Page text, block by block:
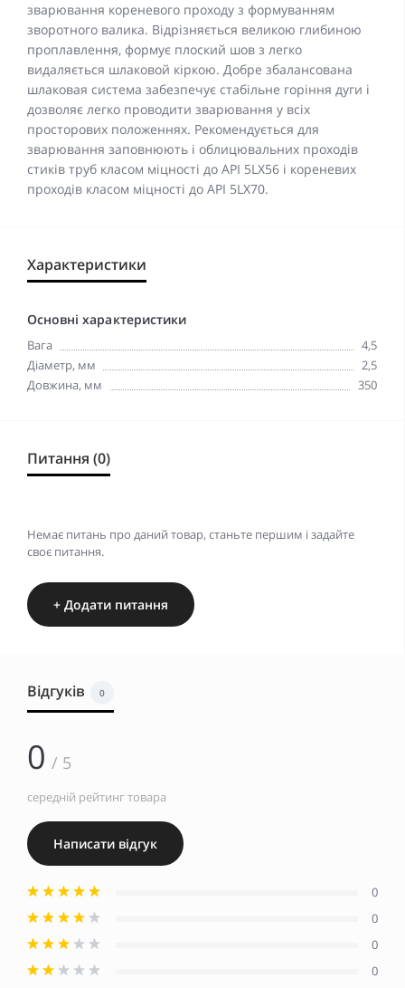
зварювання кореневого проходу з формуванням
зворотного валика. Відрізняється великою глибиною
проплавлення, формує плоский шов з легко
видаляється шлаковой кіркою. Добре збалансована
шлаковая система забезпечує стабільне горіння дуги і
дозволяє легко проводити зварювання у всіх
просторових положеннях. Рекомендується для
зварювання заповнюють і облицювальних проходів
стиків труб класом міцності до API 5LX56 і кореневих
проходів класом міцності до API 5LX70.
Характеристики
Основні характеристики
Вага
4,5
Діаметр, мм
2,5
Довжина, мм
350
Питання (0)
Немає питань про даний товар, станьте першим і задайте
своє питання.
+ Додати питання
Відгуків 0
0 / 5
середній рейтинг товара
Написати відгук
0
0
0
0